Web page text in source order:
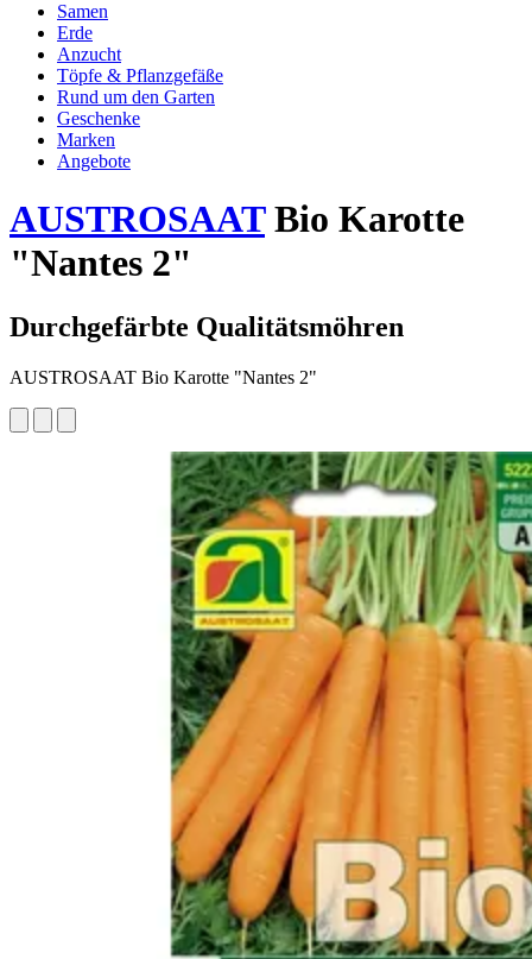
Samen
Erde
Anzucht
Töpfe & Pflanzgefäße
Rund um den Garten
Geschenke
Marken
Angebote
AUSTROSAATBio Karotte
"Nantes 2"
Durchgefärbte Qualitätsmöhren
AUSTROSAAT Bio Karotte "Nantes 2"